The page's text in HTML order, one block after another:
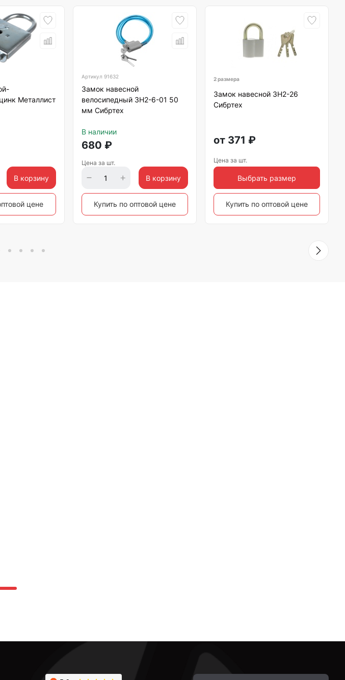
Металлист
В корзину
цене
Артикул 91632
Замок навесной
велосипедный ЗН2-6-01 50
мм Сибртех
В наличии
680 ₽
Цена за шт.
В корзину
Купить по оптовой цене
2 размера
Замок навесной ЗН2-26
Сибртех
от 371 ₽
Цена за шт.
Выбрать размер
Купить по оптовой цене